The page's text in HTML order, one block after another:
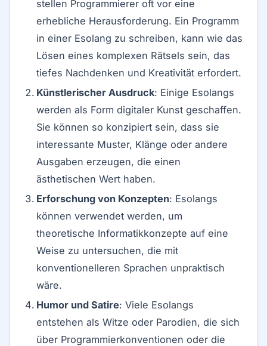
stellen Programmierer oft vor eine
erhebliche Herausforderung. Ein Programm
in einer Esolang zu schreiben, kann wie das
Lösen eines komplexen Rätsels sein, das
tiefes Nachdenken und Kreativität erfordert.
Künstlerischer Ausdruck: Einige Esolangs
werden als Form digitaler Kunst geschaffen.
Sie können so konzipiert sein, dass sie
interessante Muster, Klänge oder andere
Ausgaben erzeugen, die einen
ästhetischen Wert haben.
Erforschung von Konzepten: Esolangs
können verwendet werden, um
theoretische Informatikkonzepte auf eine
Weise zu untersuchen, die mit
konventionelleren Sprachen unpraktisch
wäre.
Humor und Satire: Viele Esolangs
entstehen als Witze oder Parodien, die sich
über Programmierkonventionen oder die